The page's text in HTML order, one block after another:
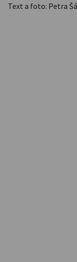
Text a foto: Petra